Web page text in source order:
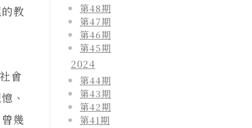
教
會
、
幾
第48期
第47期
第46期
第45期
2024
第44期
第43期
第42期
第41期